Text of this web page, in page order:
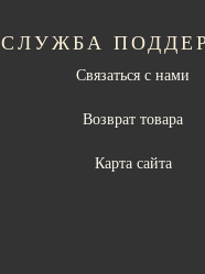
СЛУЖБА
Связаться с нами
Возврат товара
Карта сайта